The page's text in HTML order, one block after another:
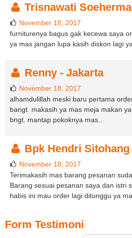
Trisnawati
November 18, 2017
furniturenya bagus gak kecewa saya
ya mas jangan lupa kasih diskon lagi
Renny - Jakarta
November 18, 2017
alhamdulillah meski baru pertama
bangt. makasih ya mas meja makan
bngt. mantap pokoknya mas..
Bpk Hendri Sitohang
November 18, 2017
Terimakasih mas barang pesanan
Barang sesuai pesanan saya dan istri
habis ini mau order lagi ditunggu ya
Form Testimoni